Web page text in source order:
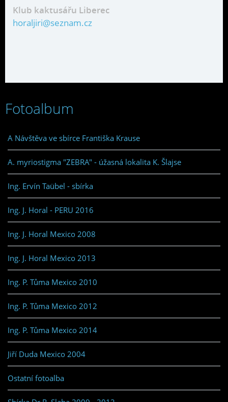
Klub kaktusářu Liberec
horaljiri@seznam.cz
Fotoalbum
A Návštěva ve sbírce Františka Krause
A. myriostigma "ZEBRA" - úžasná lokalita K. Šlajse
Ing. Ervín Taübel - sbírka
Ing. J. Horal - PERU 2016
Ing. J. Horal Mexico 2008
Ing. J. Horal Mexico 2013
Ing. P. Tůma Mexico 2010
Ing. P. Tůma Mexico 2012
Ing. P. Tůma Mexico 2014
Jiří Duda Mexico 2004
Ostatní fotoalba